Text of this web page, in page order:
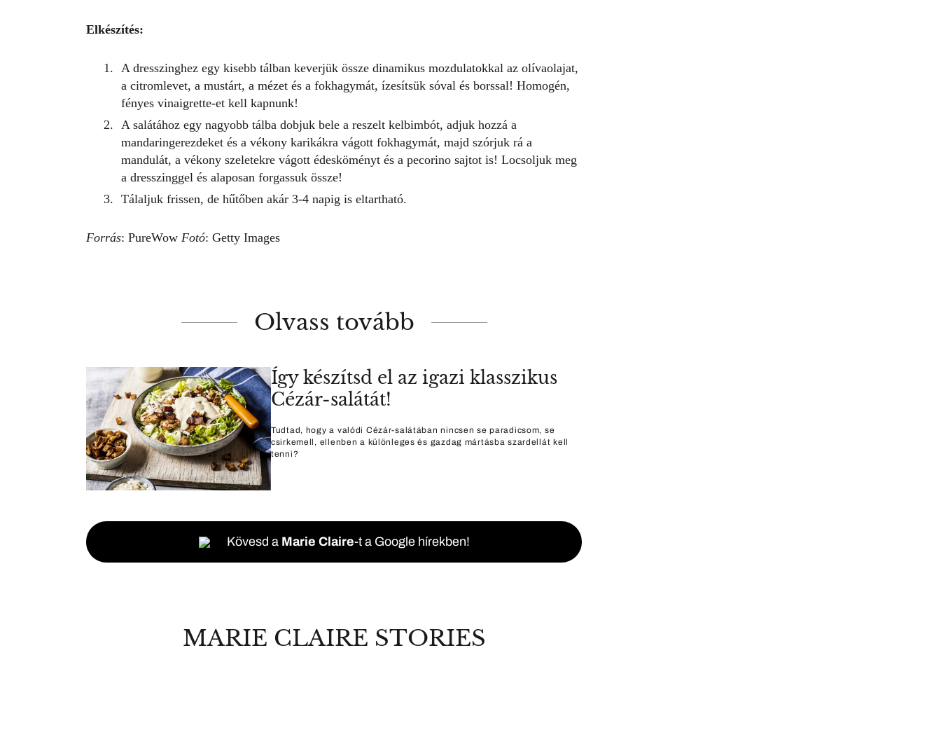
Elkészítés:
A dresszinghez egy kisebb tálban keverjük össze dinamikus mozdulatokkal az olívaolajat,
a citromlevet, a mustárt, a mézet és a fokhagymát, ízesítsük sóval és borssal! Homogén,
fényes vinaigrette-et kell kapnunk!
A salátához egy nagyobb tálba dobjuk bele a reszelt kelbimbót, adjuk hozzá a
mandaringerezdeket és a vékony karikákra vágott fokhagymát, majd szórjuk rá a
mandulát, a vékony szeletekre vágott édesköményt és a pecorino sajtot is! Locsoljuk meg
a dresszinggel és alaposan forgassuk össze!
Tálaljuk frissen, de hűtőben akár 3-4 napig is eltartható.
Forrás: PureWow Fotó: Getty Images
Olvass tovább
Így készítsd el az igazi klasszikus
Cézár-salátát!
Tudtad, hogy a valódi Cézár-salátában nincsen se paradicsom, se
csirkemell, ellenben a különleges és gazdag mártásba szardellát kell
tenni?
Kövesd a Marie Claire-t a Google hírekben!
MARIE CLAIRE STORIES